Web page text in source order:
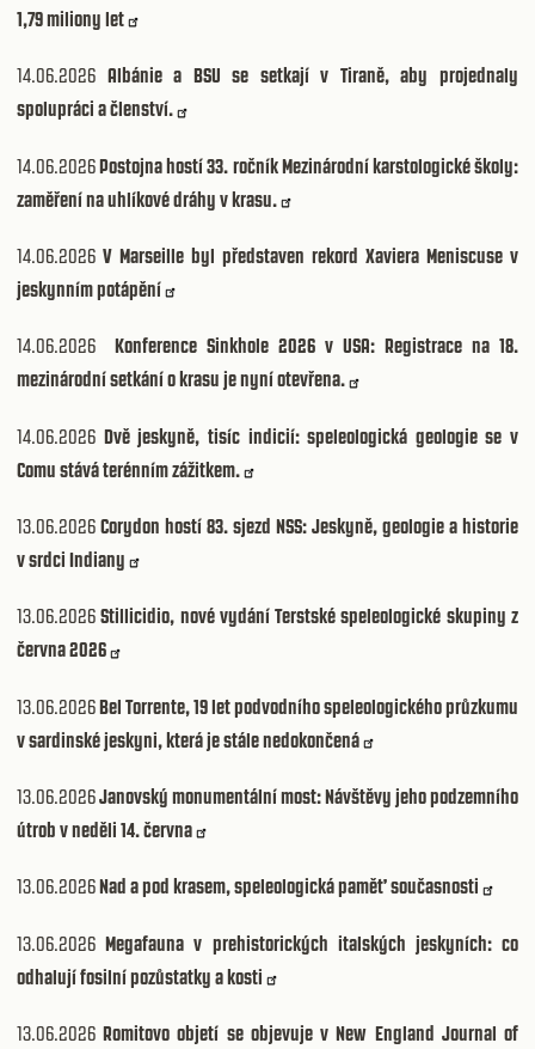
1,79 miliony let
14.06.2026 Albánie a BSU se setkají v Tiraně, aby projednaly
spolupráci a členství.
14.06.2026Postojna hostí 33. ročník Mezinárodní karstologické školy:
zaměření na uhlíkové dráhy v krasu.
14.06.2026 V Marseille byl představen rekord Xaviera Meniscuse v
jeskynním potápění
14.06.2026 Konference Sinkhole 2026 v USA: Registrace na 18.
mezinárodní setkání o krasu je nyní otevřena.
14.06.2026 Dvě jeskyně, tisíc indicií: speleologická geologie se v
Comu stává terénním zážitkem.
13.06.2026 Corydon hostí 83. sjezd NSS: Jeskyně, geologie a historie
v srdci Indiany
13.06.2026Stillicidio, nové vydání Terstské speleologické skupiny z
června 2026
13.06.2026Bel Torrente, 19 let podvodního speleologického průzkumu
v sardinské jeskyni, která je stále nedokončená
13.06.2026Janovský monumentální most: Návštěvy jeho podzemního
útrob v neděli 14. června
13.06.2026Nad a pod krasem, speleologická paměť současnosti
13.06.2026Megafauna v prehistorických italských jeskyních: co
odhalují fosilní pozůstatky a kosti
13.06.2026Romitovo objetí se objevuje v New England Journal of